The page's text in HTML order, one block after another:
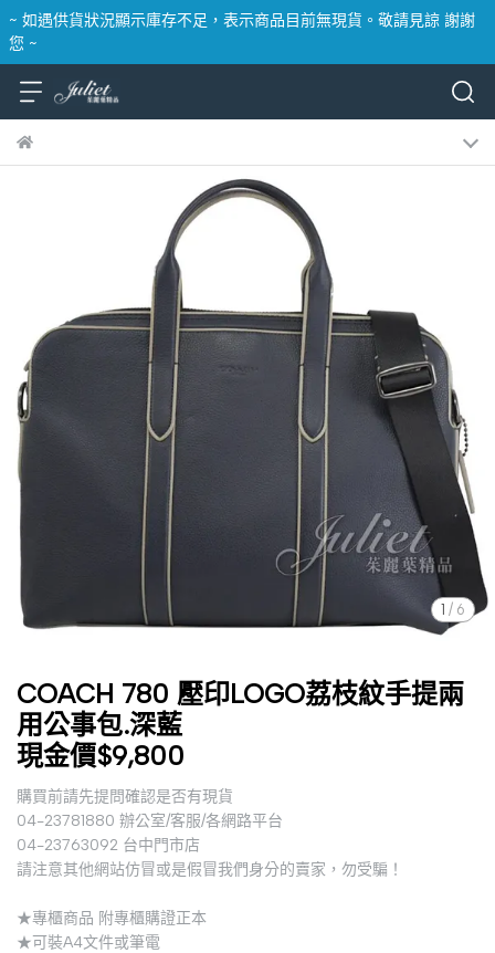
~ 如遇供貨狀況顯示庫存不足，表示商品目前無現貨。敬請見諒 謝謝
您 ~
1 / 6
COACH 780 壓印LOGO荔枝紋手提兩
用公事包.深藍
現金價$9,800
購買前請先提問確認是否有現貨
04-23781880 辦公室/客服/各網路平台
04-23763092 台中門市店
請注意其他網站仿冒或是假冒我們身分的賣家，勿受騙！
★專櫃商品 附專櫃購證正本
★可裝A4文件或筆電